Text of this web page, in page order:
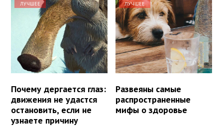
ЛУЧШЕЕ
Почему дергается глаз:
движения не удастся
остановить, если не
узнаете причину
ЛУЧШЕЕ
Развеяны самые
распространенные
мифы о здоровье